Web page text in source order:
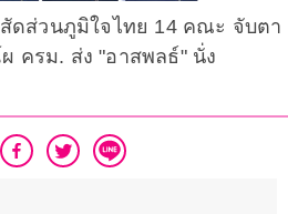
ดส่วนภูมิใจไทย 14 คณะ จับตา
ครม. ส่ง "อาสพลธ์" นั่ง